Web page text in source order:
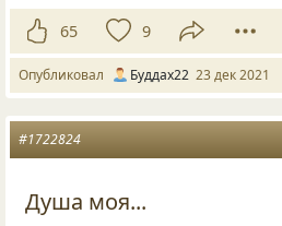
65 9
Опубликовал Буддах22 23 дек 2021
#1722824
Душа моя...